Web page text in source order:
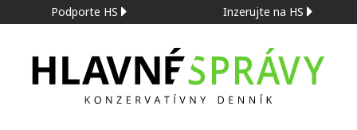
Podporte HS Inzerujte na HS